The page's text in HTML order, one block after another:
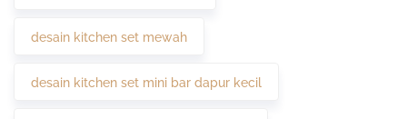
desain kitchen set mewah
desain kitchen set mini bar dapur kecil